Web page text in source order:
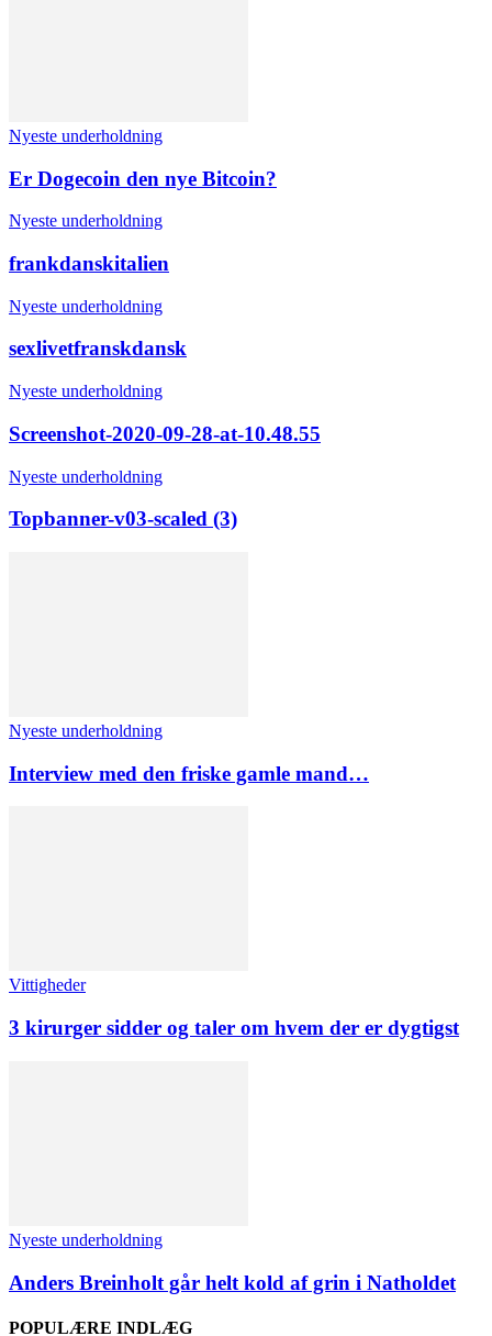
Nyeste underholdning
Er Dogecoin den nye Bitcoin?
Nyeste underholdning
frankdanskitalien
Nyeste underholdning
sexlivetfranskdansk
Nyeste underholdning
Screenshot-2020-09-28-at-10.48.55
Nyeste underholdning
Topbanner-v03-scaled (3)
Nyeste underholdning
Interview med den friske gamle mand…
Vittigheder
3 kirurger sidder og taler om hvem der er dygtigst
Nyeste underholdning
Anders Breinholt går helt kold af grin i Natholdet
POPULÆRE INDLÆG